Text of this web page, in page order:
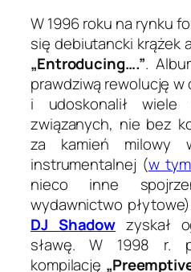
W 1996 roku na rynku
się debiutancki krążek
„Entroducing….”.
prawdziwą rewolucję
i udoskonalił
związanych, nie bez
za kamień milowy
instrumentalnej (w
nieco inne
wydawnictwo
DJ Shadow zyskał
sławę. W 1998 r.
kompilację